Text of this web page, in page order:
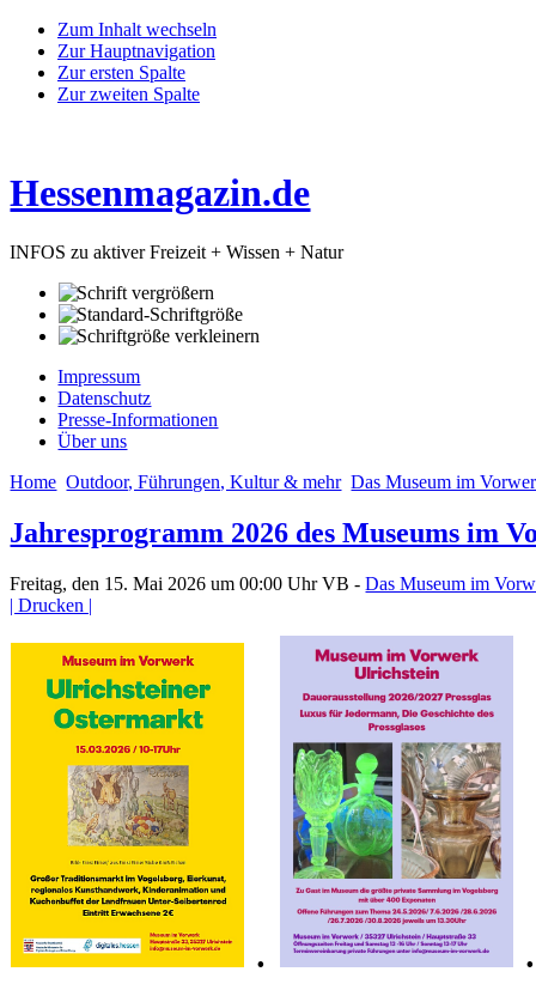
Zum Inhalt wechseln
Zur Hauptnavigation
Zur ersten Spalte
Zur zweiten Spalte
Hessenmagazin.de
INFOS zu aktiver Freizeit + Wissen + Natur
Impressum
Datenschutz
Presse-Informationen
Über uns
Home Outdoor, Führungen, Kultur & mehr Das Museum im
Jahresprogramm 2026 des Museums im
Freitag, den 15. Mai 2026 um 00:00 UhrVB -Das Museum im
| Drucken |
.